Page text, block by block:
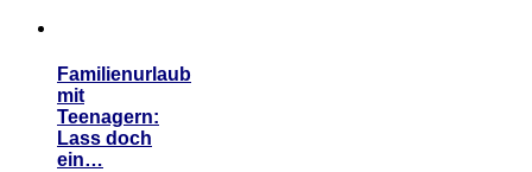
Familienurlaub
mit
Teenagern:
Lass doch
ein…